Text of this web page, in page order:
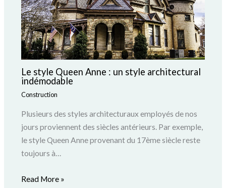
Le style Queen Anne : un style architectural
indémodable
Construction
Plusieurs des styles architecturaux employés de nos
jours proviennent des siècles antérieurs. Par exemple,
le style Queen Anne provenant du 17ème siècle reste
toujours à…
Read More »